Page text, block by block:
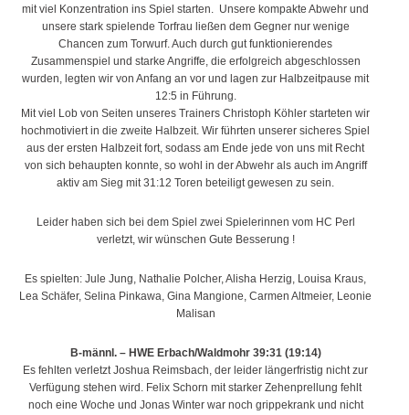
mit viel Konzentration ins Spiel starten. Unsere kompakte Abwehr und
unsere stark spielende Torfrau ließen dem Gegner nur wenige
Chancen zum Torwurf. Auch durch gut funktionierendes
Zusammenspiel und starke Angriffe, die erfolgreich abgeschlossen
wurden, legten wir von Anfang an vor und lagen zur Halbzeitpause mit
12:5 in Führung.
Mit viel Lob von Seiten unseres Trainers Christoph Köhler starteten wir
hochmotiviert in die zweite Halbzeit. Wir führten unserer sicheres Spiel
aus der ersten Halbzeit fort, sodass am Ende jede von uns mit Recht
von sich behaupten konnte, so wohl in der Abwehr als auch im Angriff
aktiv am Sieg mit 31:12 Toren beteiligt gewesen zu sein.
Leider haben sich bei dem Spiel zwei Spielerinnen vom HC Perl
verletzt, wir wünschen Gute Besserung !
Es spielten: Jule Jung, Nathalie Polcher, Alisha Herzig, Louisa Kraus,
Lea Schäfer, Selina Pinkawa, Gina Mangione, Carmen Altmeier, Leonie
Malisan
B-männl. – HWE Erbach/Waldmohr 39:31 (19:14)
Es fehlten verletzt Joshua Reimsbach, der leider längerfristig nicht zur
Verfügung stehen wird. Felix Schorn mit starker Zehenprellung fehlt
noch eine Woche und Jonas Winter war noch grippekrank und nicht